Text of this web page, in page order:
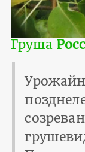
Груша